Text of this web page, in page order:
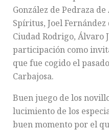
González de Pedraza
Spíritus, Joel
Ciudad Rodrigo, Álvaro
participación como
que fue cogido el
Carbajosa.
Buen juego de los
lucimiento de los
buen momento por el